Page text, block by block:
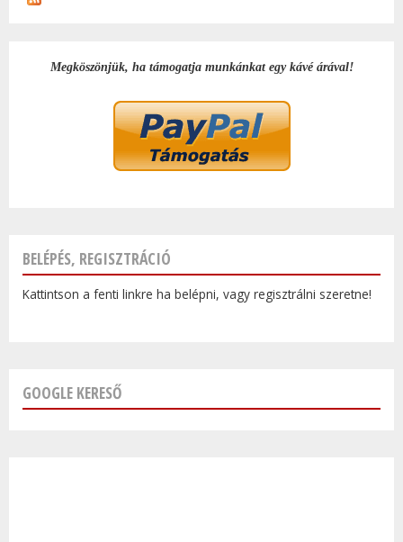
Megköszönjük, ha támogatja munkánkat egy kávé árával!
BELÉPÉS, REGISZTRÁCIÓ
Kattintson a fenti linkre ha belépni, vagy regisztrálni szeretne!
GOOGLE KERESŐ